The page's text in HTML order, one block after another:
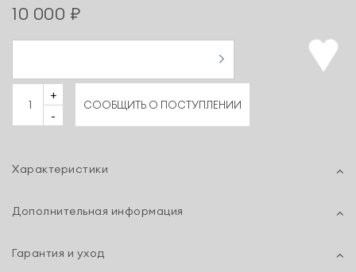
10 000 ₽
-
+
СООБЩИТЬ О ПОСТУПЛЕНИИ
Характеристики
Дополнительная информация
Гарантия и уход